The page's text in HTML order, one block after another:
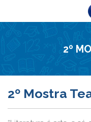
2º
2º Mostra